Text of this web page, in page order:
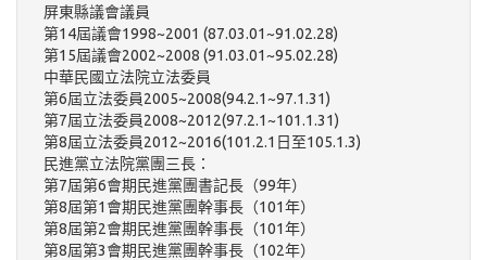
屏東縣議會議員
第14屆議會1998~2001 (87.03.01~91.02.28)
第15屆議會2002~2008 (91.03.01~95.02.28)
中華民國立法院立法委員
第6屆立法委員2005~2008(94.2.1~97.1.31)
第7屆立法委員2008~2012(97.2.1~101.1.31)
第8屆立法委員2012~2016(101.2.1日至105.1.3)
民進黨立法院黨團三長：
第7屆第6會期民進黨團書記長（99年）
第8屆第1會期民進黨團幹事長（101年）
第8屆第2會期民進黨團幹事長（101年）
第8屆第3會期民進黨團幹事長（102年）